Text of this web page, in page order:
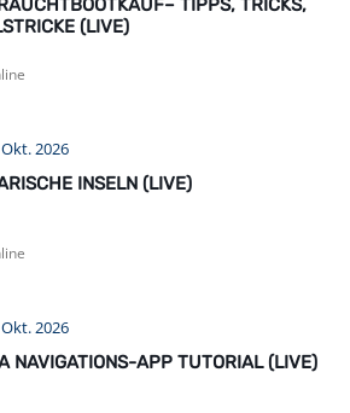
TIPPS, TRICKS,
(LIVE)
2026
INSELN (LIVE)
2026
NAVIGATIONS-APP TUTORIAL (LIVE)